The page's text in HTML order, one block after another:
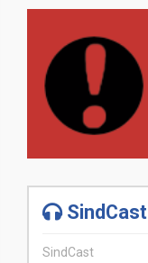
SindCast
SindCast